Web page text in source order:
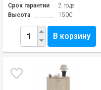
Срок гарантии
2 года
Высота
1500
В корзину